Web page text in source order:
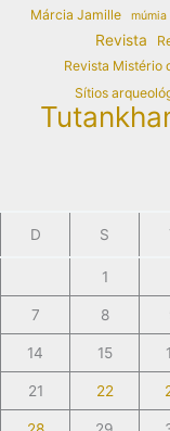
Márcia Jamille múmia
Revista
Revista Mistério
Sítios
D S
1
7 8
14 15
21 22